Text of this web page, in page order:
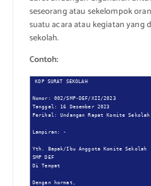
seseorang atau sekelompok
suatu acara atau kegiatan yang
sekolah.
Contoh:
KOP SURAT SEKOLAH
Nomor: 002/SMP-DEF/XII/2023
Tanggal: 16 Desember 2023
Perihal: Undangan Rapat Komite Sekolah
Lampiran: -
Yth. Bapak/Ibu Anggota Komite Sekolah
SMP DEF
Di Tempat
Dengan hormat,